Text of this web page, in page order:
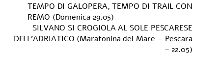
TEMPO DI GALOPERA, TEMPO DI TRAIL CON
REMO (Domenica 29.05)
SILVANO SI CROGIOLA AL SOLE PESCARESE
DELL’ADRIATICO (Maratonina del Mare – Pescara
– 22.05)